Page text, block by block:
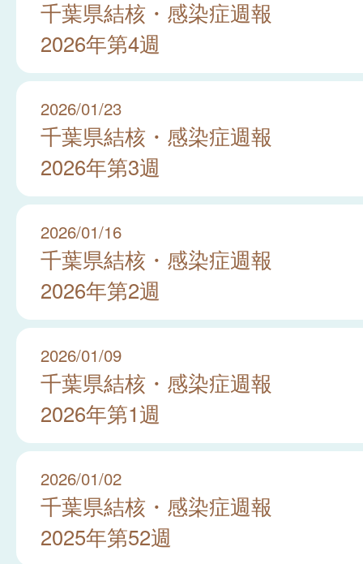
千葉県結核・感染症週報
2026年第4週
2026/01/23
千葉県結核・感染症週報
2026年第3週
2026/01/16
千葉県結核・感染症週報
2026年第2週
2026/01/09
千葉県結核・感染症週報
2026年第1週
2026/01/02
千葉県結核・感染症週報
2025年第52週